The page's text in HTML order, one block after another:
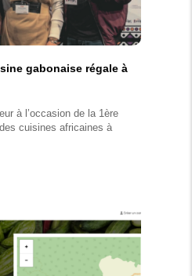
gabonaise régale à
à l’occasion de la 1ère
cuisines africaines à